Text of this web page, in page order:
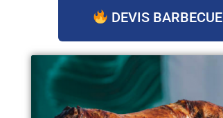
DEVIS BARBECUE